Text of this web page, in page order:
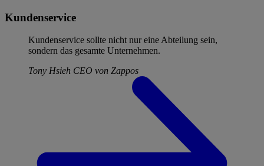
Kundenservice
Kundenservice sollte nicht nur eine Abteilung sein,
sondern das gesamte Unternehmen.
Tony Hsieh CEO von Zappos